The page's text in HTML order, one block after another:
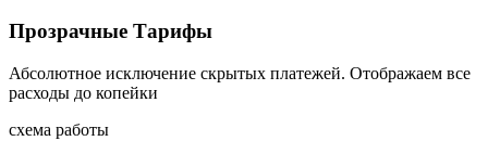
Прозрачные Тарифы
Абсолютное исключение скрытых платежей. Отображаем все
расходы до копейки
схема работы